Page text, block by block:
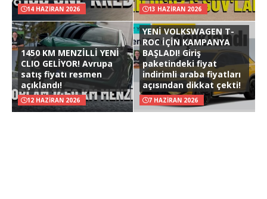
14 HAZIRAN 2026 13 HAZIRAN 2026
1450 KM MENZİLLİ YENİ
CLIO GELİYOR! Avrupa
satış fiyatı resmen
açıklandı!
12 HAZIRAN 2026
YENİ VOLKSWAGEN T-
ROC İÇİN KAMPANYA
BAŞLADI! Giriş
paketindeki fiyat
indirimli araba fiyatları
açısından dikkat çekti!
7 HAZIRAN 2026